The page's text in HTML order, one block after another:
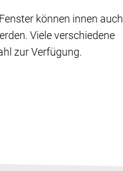
können innen auch
Viele verschiedene
zur Verfügung.